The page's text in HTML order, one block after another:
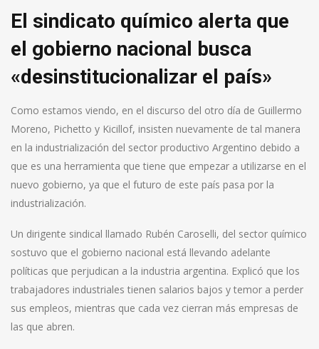
El sindicato químico alerta que
el gobierno nacional busca
«desinstitucionalizar el país»
Como estamos viendo, en el discurso del otro día de Guillermo
Moreno, Pichetto y Kicillof, insisten nuevamente de tal manera
en la industrialización del sector productivo Argentino debido a
que es una herramienta que tiene que empezar a utilizarse en el
nuevo gobierno, ya que el futuro de este país pasa por la
industrialización.
Un dirigente sindical llamado Rubén Caroselli, del sector químico
sostuvo que el gobierno nacional está llevando adelante
políticas que perjudican a la industria argentina. Explicó que los
trabajadores industriales tienen salarios bajos y temor a perder
sus empleos, mientras que cada vez cierran más empresas de
las que abren.